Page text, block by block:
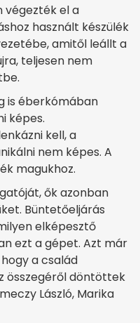
végezték el a
használt készülék
amitől leállt a
teljesen nem
is éberkómában
képes.
kell, a
nem képes. A
magukhoz.
ők azonban
Büntetőeljárás
elképesztő
ezt a gépet. Azt már
a család
összegéről döntöttek
László, Marika